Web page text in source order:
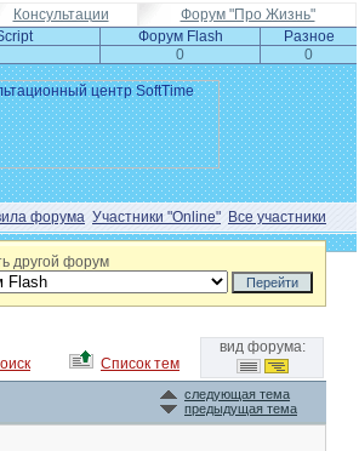
Консультации
Форум "Про Жизнь"
Форум Flash
Разное
0
0
форума Участники "Online" Все участники
другой форум
Список тем
вид форума:
следующая тема
предыдущая тема